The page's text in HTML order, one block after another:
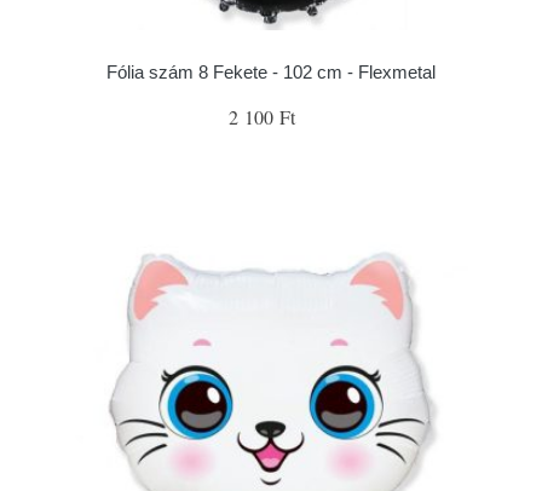
Fólia szám 8 Fekete - 102 cm - Flexmetal
2 100 Ft